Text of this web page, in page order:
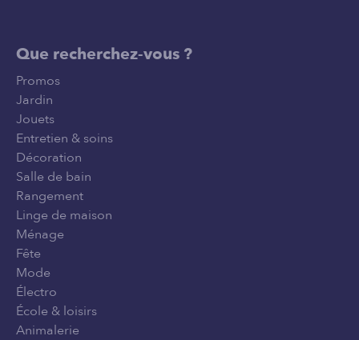
Que recherchez-vous ?
Promos
Jardin
Jouets
Entretien & soins
Décoration
Salle de bain
Rangement
Linge de maison
Ménage
Fête
Mode
Électro
École & loisirs
Animalerie